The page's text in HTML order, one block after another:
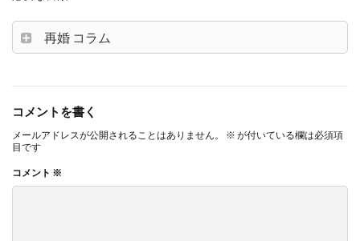
再婚 コラム
コメントを書く
メールアドレスが公開されることはありません。 ※ が付いている欄は必須項
目です
コメント ※